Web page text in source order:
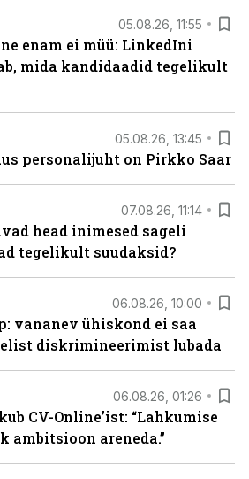
05.08.26, 11:55
enam ei müü: LinkedIni
mida kandidaadid tegelikult
05.08.26, 13:45
personalijuht on Pirkko Saar
07.08.26, 11:14
head inimesed sageli
tegelikult suudaksid?
06.08.26, 10:00
vananev ühiskond ei saa
diskrimineerimist lubada
06.08.26, 01:26
CV-Online’ist: “Lahkumise
ambitsioon areneda.”